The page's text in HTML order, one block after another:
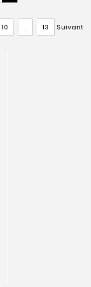
10 .. 13 Suivant